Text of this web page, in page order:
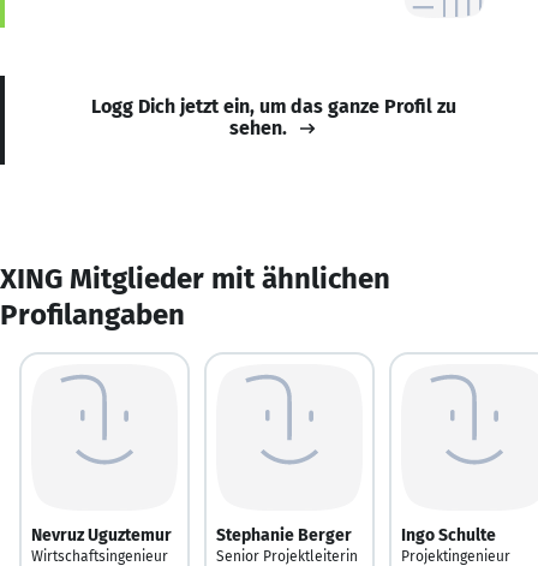
Logg Dich jetzt ein, um das ganze Profil zu
sehen.
XING Mitglieder mit ähnlichen
Profilangaben
Nevruz Uguztemur
Wirtschaftsingenieur
Stephanie Berger
Senior Projektleiterin
Ingo Schulte
Projektingenieur